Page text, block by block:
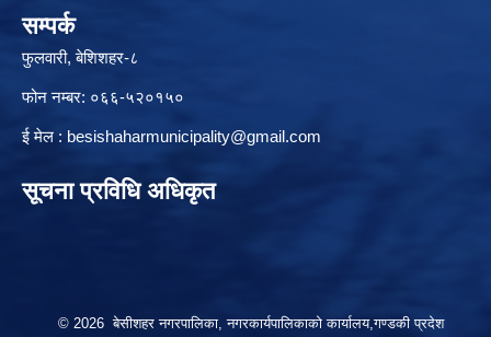
सम्पर्क
फुलवारी, बेशिशहर-८
फोन नम्बर: ०६६-५२०१५०
ई मेल : besishaharmunicipality@gmail.com
सूचना प्रविधि अधिकृत
© 2026 बेसीशहर नगरपालिका, नगरकार्यपालिकाको कार्यालय,गण्डकी प्रदेश